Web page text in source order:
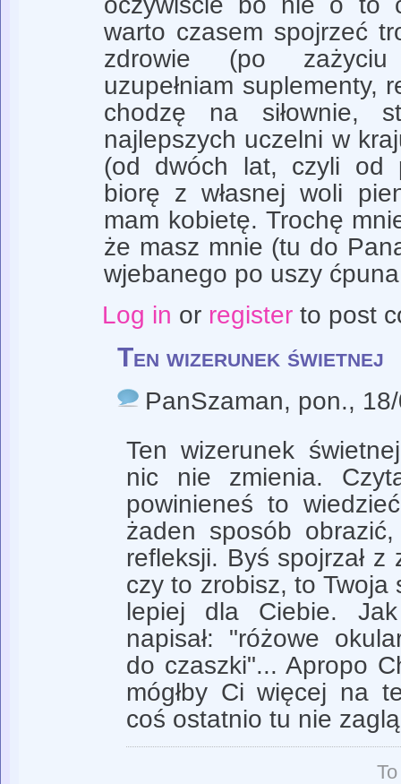
warto czasem spojrzeć
zdrowie (po
uzupełniam suplementy,
chodzę na siłownie,
najlepszych uczelni w
(od dwóch lat, czyli od
biorę z własnej woli
mam kobietę. Trochę
że masz mnie (tu do
wjebanego po uszy
Log in or registerto post
Ten wizerunek świetnej
PanSzaman, pon.,
Ten wizerunek
nic nie zmienia.
powinieneś to
żaden sposób
refleksji. Byś spojrzał
czy to zrobisz, to
lepiej dla Ciebie.
napisał: "różowe
do czaszki"... Apropo
mógłby Ci więcej na
coś ostatnio tu nie